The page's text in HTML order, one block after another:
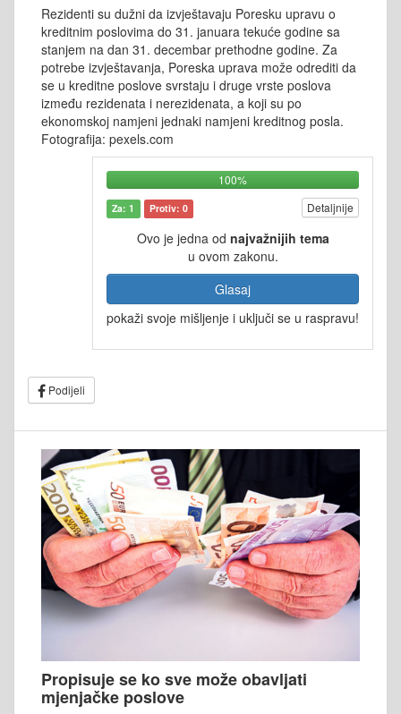
Rezidenti su dužni da izvještavaju Poresku upravu o
kreditnim poslovima do 31. januara tekuće godine sa
stanjem na dan 31. decembar prethodne godine. Za
potrebe izvještavanja, Poreska uprava može odrediti da
se u kreditne poslove svrstaju i druge vrste poslova
između rezidenata i nerezidenata, a koji su po
ekonomskoj namjeni jednaki namjeni kreditnog posla.
Fotografija: pexels.com
100%
Za: 1 Protiv: 0 Detaljnije
Ovo je jedna od najvažnijih tema
u ovom zakonu.
Glasaj
pokaži svoje mišljenje i uključi se u raspravu!
Podijeli
Propisuje se ko sve može obavljati
mjenjačke poslove